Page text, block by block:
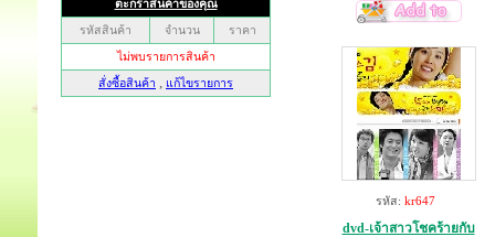
รหัส: kr647
dvd-เจ้าสาวโชคร้ายกับ